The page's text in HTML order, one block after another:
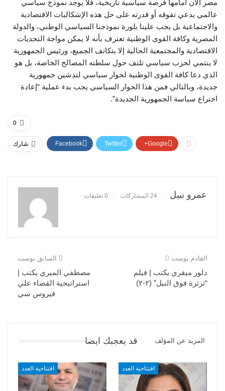
مصر الآن أمامها فرصة سياسية تاريخية، فلا يوجد نموذج سياسي
عالمي يدعي تفوقه أو قدرته على حل هذه الإشكاليات الاقتصادية
والاجتماعية بل يجب علينا بلورة نموذجنا السياسي الوطني، والدولة
المصرية وكافة القوى الوطنية تعترف بأنه لا يمكن مواجة التحديات
الاقتصادية والمجتمعية الحالية إلا بتكاتف الجميع، ورئيس الجمهورية
لا ينتمي لحزب سياسي تلتف حول سلطته المصالح الخاصة، بل هو
الذي دعا كافة القوى الوطنية لحوار سياسي لتدشين جمهورية
جديدة، وبالتالي فمن هذا الحوار السياسي يجب بدء عملية “إعادة
اختراع سياسة الجمهورية الجديدة”.
0
شارك Facebook Twitter Google+
عمرو نبيل 24 المشاركات 0 تعليقات
السابق بوست
مصطفي الميري يكتب |
استراتيجية القضاء علي
فيروس سي
القادم بوست
دلور ميقري يكتب | فيلم
“ثرثرة فوق النيل” (٢-٢)
قد يعجبك ايضا المزيد عن المؤلف
افتتاحية العدد افتتاحية العدد